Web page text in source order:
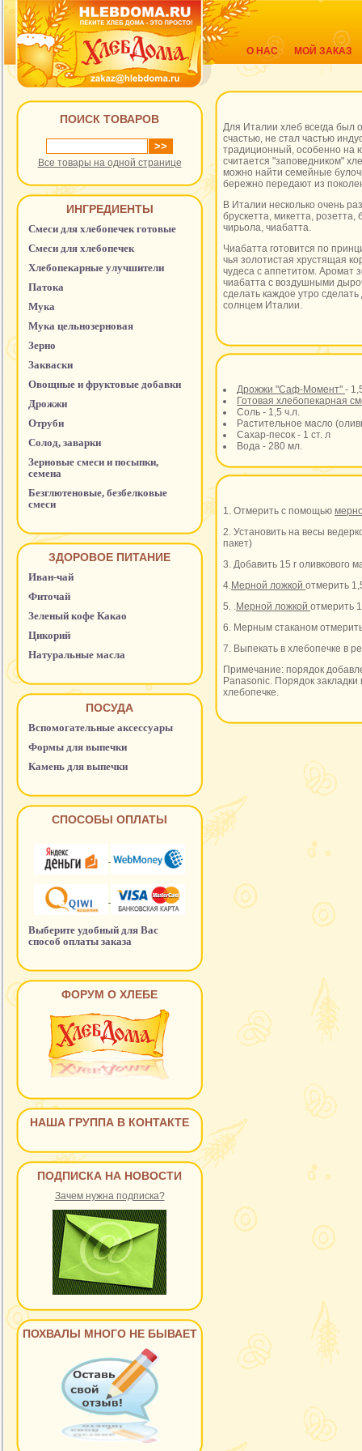
О НАС МОЙ ЗАКАЗ
ПОИСК ТОВАРОВ
Все товары на одной странице
ИНГРЕДИЕНТЫ
Смеси для хлебопечек готовые
Смеси для хлебопечек
Хлебопекарные улучшители
Патока
Мука
Мука цельнозерновая
Зерно
Закваски
Овощные и фруктовые добавки
Дрожжи
Отруби
Солод, заварки
Зерновые смеси и посыпки,
семена
Безглютеновые, безбелковые
смеси
ЗДОРОВОЕ ПИТАНИЕ
Иван-чай
Фиточай
Зеленый кофе Какао
Цикорий
Натуральные масла
ПОСУДА
Вспомогательные аксессуары
Формы для выпечки
Камень для выпечки
СПОСОБЫ ОПЛАТЫ
Выберите удобный для Вас
способ оплаты заказа
ФОРУМ О ХЛЕБЕ
НАША ГРУППА В КОНТАКТЕ
ПОДПИСКА НА НОВОСТИ
Зачем нужна подписка?
ПОХВАЛЫ МНОГО НЕ БЫВАЕТ
Для Италии хлеб всегда был
счастью, не стал частью
традиционный, особенно на
считается "заповедником"
можно найти семейные
бережно передают из
В Италии несколько очень
брускетта, микетта,
чирьола, чиабатта.
Чиабатта готовится по
чья золотистая хрустящая
чудеса с аппетитом. Аромат
чиабатта с воздушными
сделать каждое утро
солнцем Италии.
Дрожжи "Саф-Момент" -
Готовая хлебопекарная
Соль - 1,5 ч.л.
Растительное масло
Сахар-песок - 1 ст. л
Вода - 280 мл.
1. Отмерить с помощью
2. Установить на весы
пакет)
3. Добавить 15 г оливкового
4.Мерной ложкой отмерить
5. .Мерной ложкой отмерить
6. Мерным стаканом
7. Выпекать в хлебопечке
Примечание: порядок
Panasonic. Порядок закладки
хлебопечке.